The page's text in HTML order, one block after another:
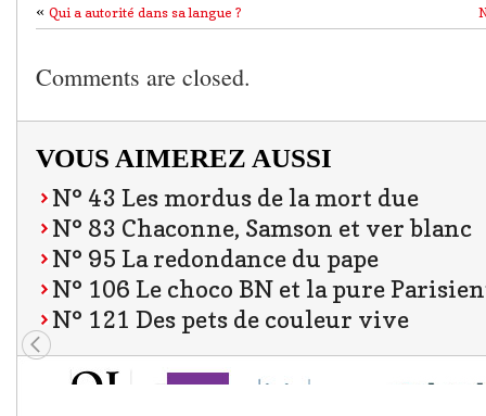
« Qui a autorité dans sa langue ?
Comments are closed.
VOUS AIMEREZ AUSSI
N° 43 Les mordus de la mort due
N° 83 Chaconne, Samson et ver blanc
N° 95 La redondance du pape
N° 106 Le choco BN et la pure
N° 121 Des pets de couleur vive